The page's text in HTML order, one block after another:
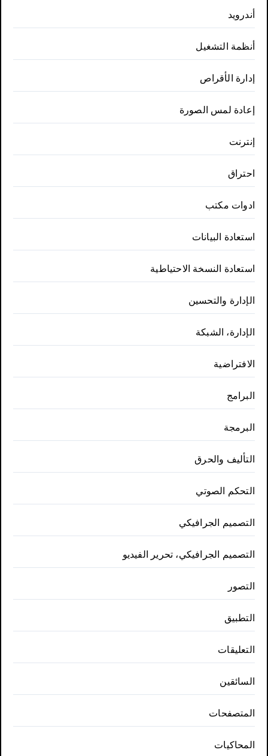
أندرويد
أنظمة التشغيل
إدارة الأقراص
إعادة لمس الصورة
إنترنت
احتراق
ادوات مكتب
استعادة البيانات
استعادة النسخة الاحتياطية
الإدارة والتحسين
الإدارة، الشبكة
الافتراضية
البرامج
البرمجة
التأليف والحرق
التحكم الصوتي
التصميم الجرافيكي
التصميم الجرافيكي، تحرير الفيديو
التصور
التطبيق
التعليقات
السائقين
المتصفحات
المحاكيات